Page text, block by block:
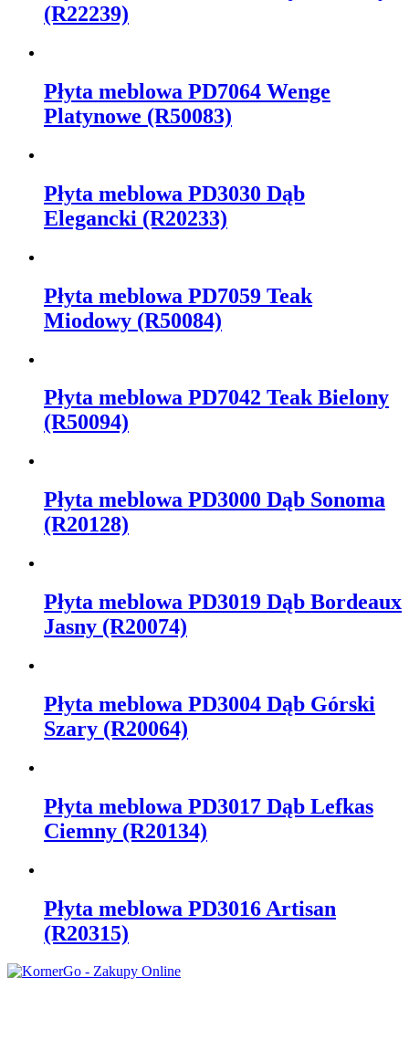
(R22239)
Płyta meblowa PD7064 Wenge
Platynowe (R50083)
Płyta meblowa PD3030 Dąb
Elegancki (R20233)
Płyta meblowa PD7059 Teak
Miodowy (R50084)
Płyta meblowa PD7042 Teak Bielony
(R50094)
Płyta meblowa PD3000 Dąb Sonoma
(R20128)
Płyta meblowa PD3019 Dąb Bordeaux
Jasny (R20074)
Płyta meblowa PD3004 Dąb Górski
Szary (R20064)
Płyta meblowa PD3017 Dąb Lefkas
Ciemny (R20134)
Płyta meblowa PD3016 Artisan
(R20315)